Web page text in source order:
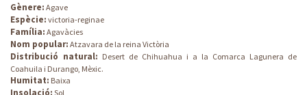
Gènere: Agave
Espècie: victoria-reginae
Família: Agavàcies
Nom popular: Atzavara de la reina Victòria
Distribució natural: Desert de Chihuahua i a la Comarca Lagunera de
Coahuila i Durango, Mèxic.
Humitat: Baixa
Insolació: Sol